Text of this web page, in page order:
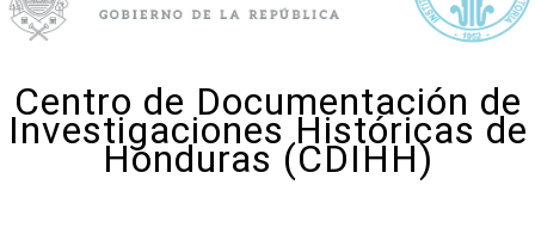
Centro de Documentación de
Investigaciones Históricas de
Honduras (CDIHH)